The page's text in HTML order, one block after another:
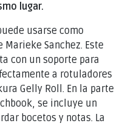
lugar.
usarse como
Sanchez. Este
con un soporte para
a rotuladores
Gelly Roll. En la parte
se incluye un
bocetos y notas. La